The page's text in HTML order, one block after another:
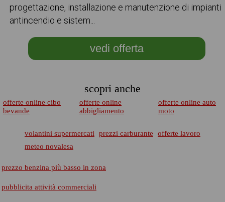
progettazione, installazione e manutenzione di impianti
antincendio e sistem...
vedi offerta
scopri anche
offerte online cibo
bevande
offerte online
abbigliamento
offerte online auto
moto
volantini supermercati prezzi carburante
offerte lavoro
meteo novalesa
prezzo benzina più basso in zona
pubblicita attività commerciali